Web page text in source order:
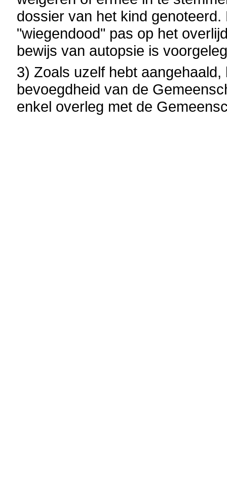
dossier van het kind
"wiegendood" pas op het
bewijs van autopsie is
3) Zoals uzelf hebt
bevoegdheid van de
enkel overleg met de